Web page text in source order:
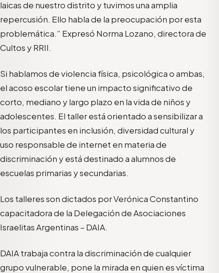
laicas de nuestro distrito y tuvimos una amplia
repercusión. Ello habla de la preocupación por esta
problemática.” Expresó Norma Lozano, directora de
Cultos y RRII.
Si hablamos de violencia física, psicológica o ambas,
el acoso escolar tiene un impacto significativo de
corto, mediano y largo plazo en la vida de niños y
adolescentes. El taller está orientado a sensibilizar a
los participantes en inclusión, diversidad cultural y
uso responsable de internet en materia de
discriminación y está destinado a alumnos de
escuelas primarias y secundarias.
Los talleres son dictados por Verónica Constantino
capacitadora de la Delegación de Asociaciones
Israelitas Argentinas – DAIA.
DAIA trabaja contra la discriminación de cualquier
grupo vulnerable, pone la mirada en quien es víctima